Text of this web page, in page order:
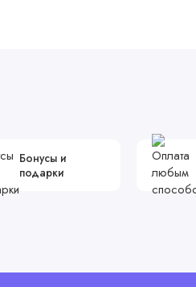
Бонусы и
подарки